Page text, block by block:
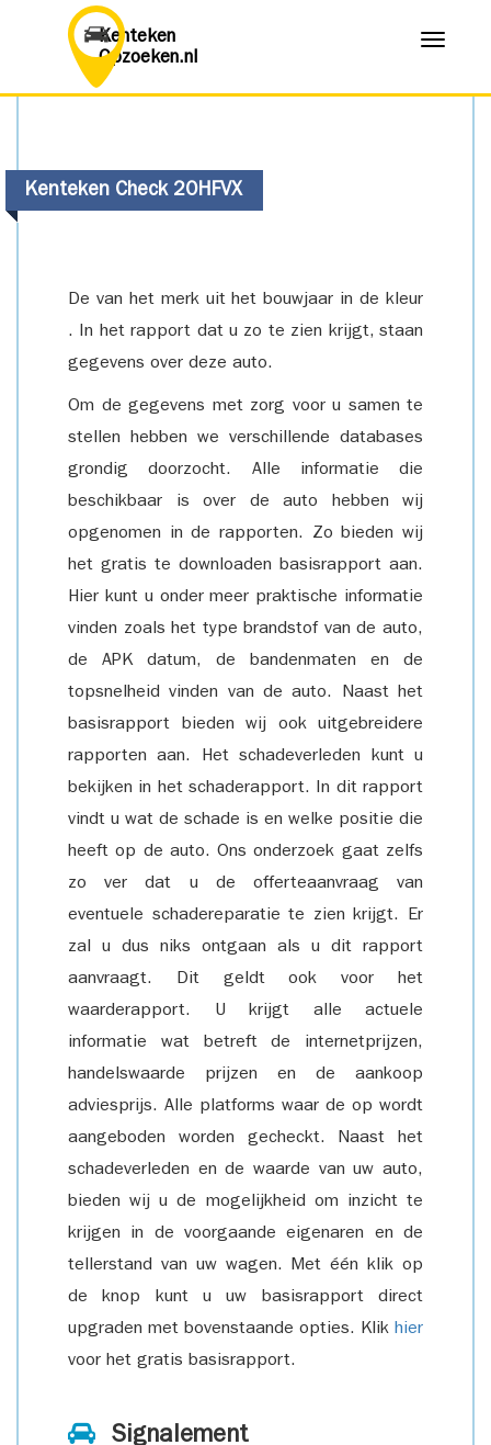
Kenteken
Opzoeken.nl
Menu
Kenteken Check 20HFVX
De van het merk uit het bouwjaar in de kleur
. In het rapport dat u zo te zien krijgt, staan
gegevens over deze auto.
Om de gegevens met zorg voor u samen te
stellen hebben we verschillende databases
grondig doorzocht. Alle informatie die
beschikbaar is over de auto hebben wij
opgenomen in de rapporten. Zo bieden wij
het gratis te downloaden basisrapport aan.
Hier kunt u onder meer praktische informatie
vinden zoals het type brandstof van de auto,
de APK datum, de bandenmaten en de
topsnelheid vinden van de auto. Naast het
basisrapport bieden wij ook uitgebreidere
rapporten aan. Het schadeverleden kunt u
bekijken in het schaderapport. In dit rapport
vindt u wat de schade is en welke positie die
heeft op de auto. Ons onderzoek gaat zelfs
zo ver dat u de offerteaanvraag van
eventuele schadereparatie te zien krijgt. Er
zal u dus niks ontgaan als u dit rapport
aanvraagt. Dit geldt ook voor het
waarderapport. U krijgt alle actuele
informatie wat betreft de internetprijzen,
handelswaarde prijzen en de aankoop
adviesprijs. Alle platforms waar de op wordt
aangeboden worden gecheckt. Naast het
schadeverleden en de waarde van uw auto,
bieden wij u de mogelijkheid om inzicht te
krijgen in de voorgaande eigenaren en de
tellerstand van uw wagen. Met één klik op
de knop kunt u uw basisrapport direct
upgraden met bovenstaande opties. Klik hier
voor het gratis basisrapport.
Signalement